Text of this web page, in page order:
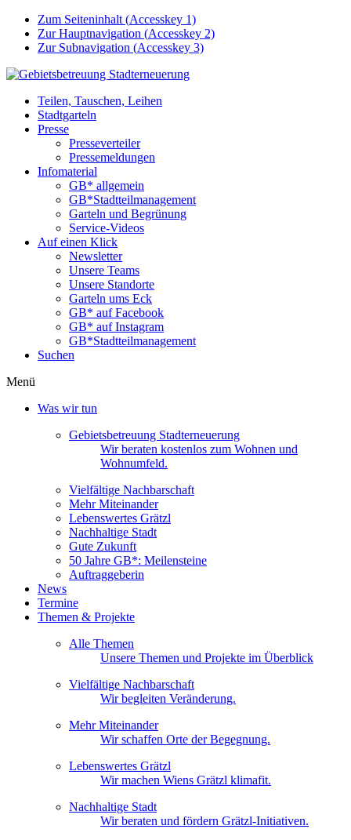
Zum Seiteninhalt (Accesskey 1)
Zur Hauptnavigation (Accesskey 2)
Zur Subnavigation (Accesskey 3)
Teilen, Tauschen, Leihen
Stadtgarteln
Presse
Presseverteiler
Pressemeldungen
Infomaterial
GB* allgemein
GB*Stadtteilmanagement
Garteln und Begrünung
Service-Videos
Auf einen Klick
Newsletter
Unsere Teams
Unsere Standorte
Garteln ums Eck
GB* auf Facebook
GB* auf Instagram
GB*Stadtteilmanagement
Suchen
Menü
Was wir tun
Gebietsbetreuung Stadterneuerung
Wir beraten kostenlos zum Wohnen und
Wohnumfeld.
Vielfältige Nachbarschaft
Mehr Miteinander
Lebenswertes Grätzl
Nachhaltige Stadt
Gute Zukunft
50 Jahre GB*: Meilensteine
Auftraggeberin
News
Termine
Themen & Projekte
Alle Themen
Unsere Themen und Projekte im Überblick
Vielfältige Nachbarschaft
Wir begleiten Veränderung.
Mehr Miteinander
Wir schaffen Orte der Begegnung.
Lebenswertes Grätzl
Wir machen Wiens Grätzl klimafit.
Nachhaltige Stadt
Wir beraten und fördern Grätzl-Initiativen.